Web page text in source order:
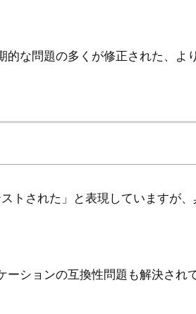
な問題の多くが修正された、
トされた」と表現していますが
ションの互換性問題も解決さ